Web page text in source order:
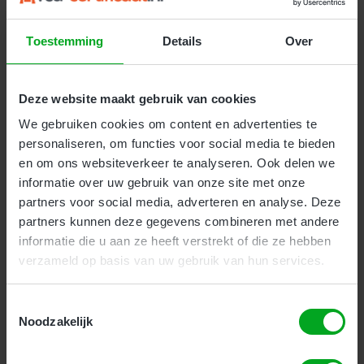
Toestemming Details Over
Deze website maakt gebruik van cookies
We gebruiken cookies om content en advertenties te
personaliseren, om functies voor social media te bieden
en om ons websiteverkeer te analyseren. Ook delen we
informatie over uw gebruik van onze site met onze
partners voor social media, adverteren en analyse. Deze
partners kunnen deze gegevens combineren met andere
informatie die u aan ze heeft verstrekt of die ze hebben
verzameld op basis van uw gebruik van hun services.
Noodzakelijk
Bedrijven Particulieren
Voor operationeel leidinggevenden is ook een e-
learning beschikbaar. De e-learning is een goede
voorbereiding op het VCA examen. Gemiddeld zijn
onze cursisten 10 uur met de e-learning bezig. Na
het bestellen van de e-learning ontvangt u direct een
inlogcode zodat u met de e-learning kunt starten.
Het examen volgt u bij een van onze locaties. Het
VCA certificaat is 10 jaar geldig.